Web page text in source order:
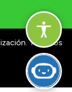
Términos